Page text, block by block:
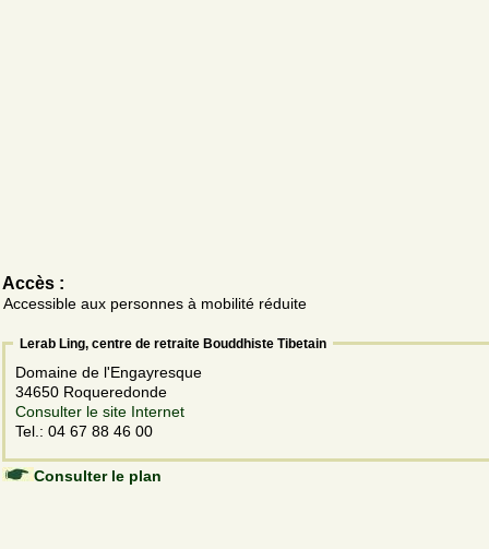
Accès :
Accessible aux personnes à mobilité réduite
Lerab Ling, centre de retraite Bouddhiste Tibetain
Domaine de l'Engayresque
34650 Roqueredonde
Consulter le site Internet
Tel.: 04 67 88 46 00
Consulter le plan